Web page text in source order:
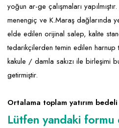
Lojistik - Kargo ve Kurye
Mali Kayıt ve Denetim
Matbaa - Fotoğraf
Mobilya Dekorasyon
Raf ve Depo Sistemleri
yoğun ar-ge çalışmaları
menengiç ve K.Maraş dağlarında
elde edilen orijinal salep, kalite
tedarikçilerden temin edilen harnup
kakule / damla sakızı ile birleşimi
getirmiştir.
Ortalama toplam yatırım bedeli
Lütfen yandaki